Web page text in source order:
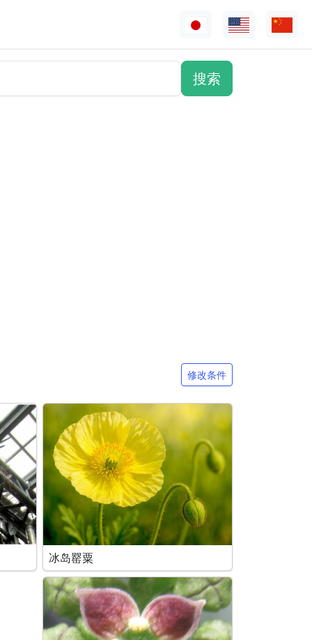
修改条件
冰岛罂粟